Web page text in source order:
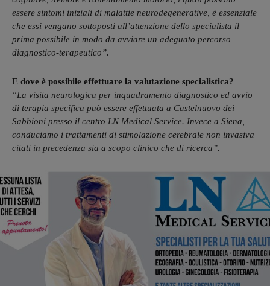
essere sintomi iniziali di malattie neurodegenerative, è essenziale
che essi vengano sottoposti all’attenzione dello specialista il
prima possibile in modo da avviare un adeguato percorso
diagnostico-terapeutico”.
E dove è possibile effettuare la valutazione specialistica?
“La visita neurologica per inquadramento diagnostico ed avvio
di terapia specifica può essere effettuata a Castelnuovo dei
Sabbioni presso il centro LN Medical Service. Invece a Siena,
conduciamo i trattamenti di stimolazione cerebrale non invasiva
citati in precedenza sia a scopo clinico che di ricerca”.